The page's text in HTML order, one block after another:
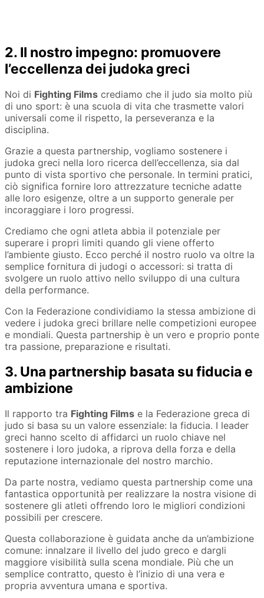
2. Il nostro impegno: promuovere
l’eccellenza dei judoka greci
Noi di Fighting Films crediamo che il judo sia molto più
di uno sport: è una scuola di vita che trasmette valori
universali come il rispetto, la perseveranza e la
disciplina.
Grazie a questa partnership, vogliamo sostenere i
judoka greci nella loro ricerca dell’eccellenza, sia dal
punto di vista sportivo che personale. In termini pratici,
ciò significa fornire loro attrezzature tecniche adatte
alle loro esigenze, oltre a un supporto generale per
incoraggiare i loro progressi.
Crediamo che ogni atleta abbia il potenziale per
superare i propri limiti quando gli viene offerto
l’ambiente giusto. Ecco perché il nostro ruolo va oltre la
semplice fornitura di judogi o accessori: si tratta di
svolgere un ruolo attivo nello sviluppo di una cultura
della performance.
Con la Federazione condividiamo la stessa ambizione di
vedere i judoka greci brillare nelle competizioni europee
e mondiali. Questa partnership è un vero e proprio ponte
tra passione, preparazione e risultati.
3. Una partnership basata su fiducia e
ambizione
Il rapporto tra Fighting Films e la Federazione greca di
judo si basa su un valore essenziale: la fiducia. I leader
greci hanno scelto di affidarci un ruolo chiave nel
sostenere i loro judoka, a riprova della forza e della
reputazione internazionale del nostro marchio.
Da parte nostra, vediamo questa partnership come una
fantastica opportunità per realizzare la nostra visione di
sostenere gli atleti offrendo loro le migliori condizioni
possibili per crescere.
Questa collaborazione è guidata anche da un’ambizione
comune: innalzare il livello del judo greco e dargli
maggiore visibilità sulla scena mondiale. Più che un
semplice contratto, questo è l’inizio di una vera e
propria avventura umana e sportiva.